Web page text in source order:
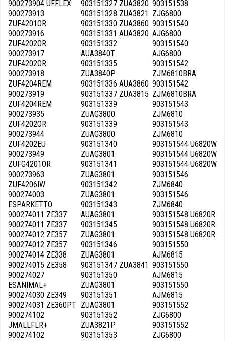
900273904 UFFLEX
900273913
ZUF4201OR
900273916
ZUF4202OR
900273917
ZUF4202OR
900273918
ZUF4204REM
900273919
ZUF4204REM
900273935
ZUF4202OR
900273944
ZUF4202EU
900273949
ZUFG4201OR
900273963
ZUF4206IW
900274003
ESPARKETTO
900274011 ZE337
900274011 ZE337
900274012 ZE357
900274012 ZE357
900274014 ZE338
900274015 ZE358
900274027
ESANIMAL+
900274030 ZE349
900274031 ZE360PT
900274102
JMALLFLR+
900274102
903151327 ZUA3820
903151328 ZUA3821
903151330 ZUA3860
903151331 AUA3820
903151332
AUA3840T
903151335
ZUA3840P
903151336 AUA3860
903151337 ZUA3815
903151339
ZUAG3800
903151339
ZUAG3800
903151340
ZUAG3801
903151341
ZUAG3801
903151342
ZUAG3801
903151343
AUAG3801
903151345
ZUAG3801
903151346
ZUAG3801
903151347 ZUA3841
903151350
ZUAG3801
903151351
ZUAG3801
903151352
ZUA3821P
903151353
903151538
ZJG6800
903151540
AJG6800
903151540
AJG6800
903151542
ZJM6810BRA
903151542
ZJM6810BRA
903151543
ZJM6810
903151543
ZJM6810
903151544 U6820W
903151544 U6820W
903151544 U6820W
903151546
ZJM6840
903151546
ZJM6840
903151548 U6820R
903151548 U6820R
903151548 U6820R
903151550
AJM6815
903151550
AJM6815
903151550
AJM6815
903151552
ZJG6800
903151552
ZJG6800